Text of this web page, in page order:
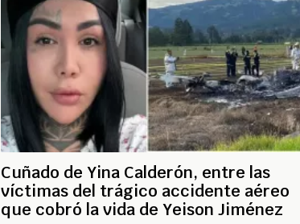
Cuñado de Yina Calderón, entre las
víctimas del trágico accidente aéreo
que cobró la vida de Yeison Jiménez